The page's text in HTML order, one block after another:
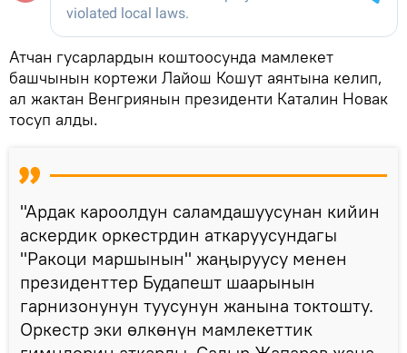
Атчан гусарлардын коштоосунда мамлекет
башчынын кортежи Лайош Кошут аянтына келип,
ал жактан Венгриянын президенти Каталин Новак
тосуп алды.
"Ардак кароолдун саламдашуусунан кийин
аскердик оркестрдин аткаруусундагы
"Ракоци маршынын" жаңыруусу менен
президенттер Будапешт шаарынын
гарнизонунун туусунун жанына токтошту.
Оркестр эки өлкөнүн мамлекеттик